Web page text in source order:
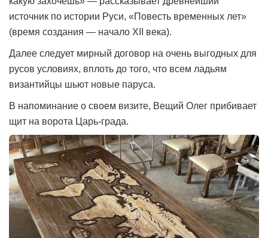
источник по истории Руси, «Повесть временных лет»
(время создания — начало XII века).
Далее следует мирный договор на очень выгодных для
русов условиях, вплоть до того, что всем ладьям
византийцы шьют новые паруса.
В напоминание о своем визите, Вещий Олег прибивает
щит на ворота Царь-града.